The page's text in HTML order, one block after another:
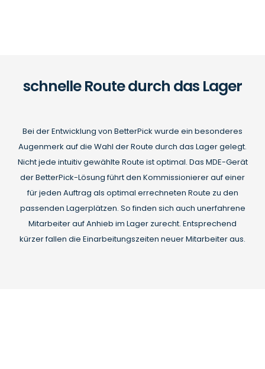
schnelle Route durch das Lager
Bei der Entwicklung von BetterPick wurde ein besonderes
Augenmerk auf die Wahl der Route durch das Lager gelegt.
Nicht jede intuitiv gewählte Route ist optimal. Das MDE-Gerät
der BetterPick-Lösung führt den Kommissionierer auf einer
für jeden Auftrag als optimal errechneten Route zu den
passenden Lagerplätzen. So finden sich auch unerfahrene
Mitarbeiter auf Anhieb im Lager zurecht. Entsprechend
kürzer fallen die Einarbeitungszeiten neuer Mitarbeiter aus.